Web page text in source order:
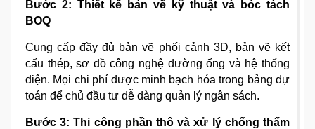
Bước 2: Thiết kế bản vẽ kỹ thuật và bóc tách
BOQ
Cung cấp đầy đủ bản vẽ phối cảnh 3D, bản vẽ kết
cấu thép, sơ đồ công nghệ đường ống và hệ thống
điện. Mọi chi phí được minh bạch hóa trong bảng dự
toán để chủ đầu tư dễ dàng quản lý ngân sách.
Bước 3: Thi công phần thô và xử lý chống thấm